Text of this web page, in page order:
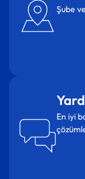
Şube
En iyi